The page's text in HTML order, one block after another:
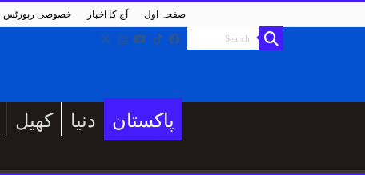
خصوصی رپورٹس آج کا اخبار صفحہ اول
کھیل دنیا
پاکستان